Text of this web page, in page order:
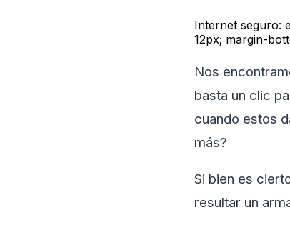
Internet seguro:
12px; margin-
Nos
basta un clic
cuando estos
más?
Si bien es
resultar un